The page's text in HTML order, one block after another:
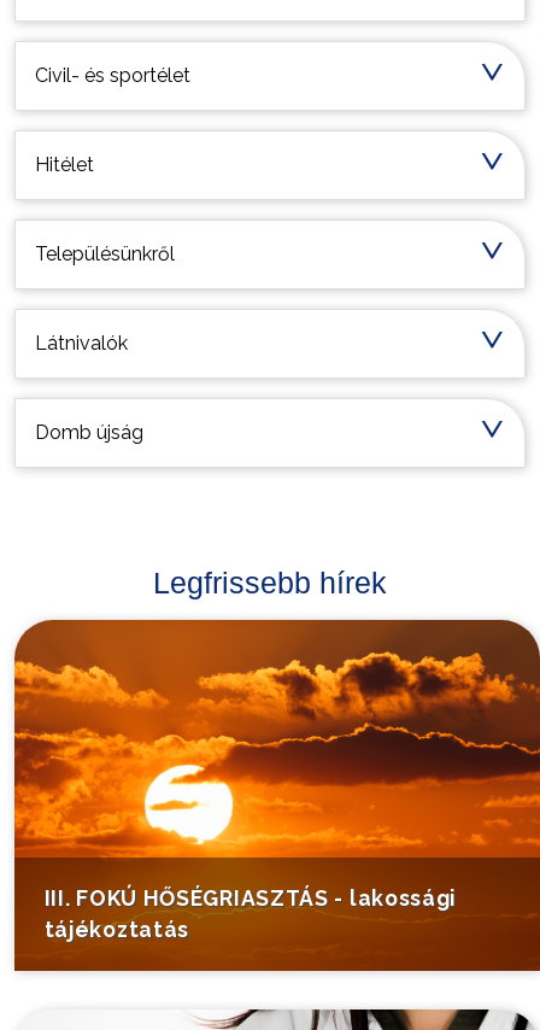
Civil- és sportélet
Hitélet
Településünkről
Látnivalók
Domb újság
Legfrissebb hírek
III. FOKÚ HŐSÉGRIASZTÁS - lakossági
tájékoztatás